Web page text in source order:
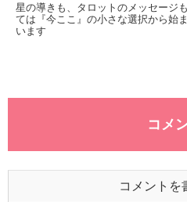
星の導きも、タロットのメッセージ
ては『今ここ』の小さな選択から始
います
コメ
コメントを